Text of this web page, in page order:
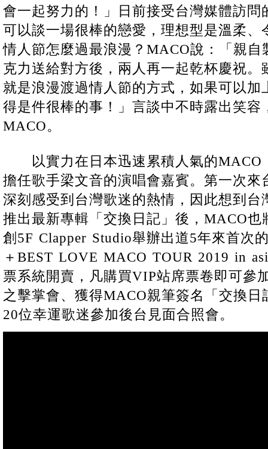
會一起努力的！」日前接受台灣媒體訪問
可以談一場很棒的戀愛，理想型是溫柔、
情人節怎麼過最浪漫？MACO說：「親
克力送給對方後，兩人再一起乾杯慶祝
就是浪漫渡過情人節的方式，如果可以
得是件很棒的事！」言談中不時露出笑容
MACO。
以實力在日本迅速累積人氣的MACO
擔任歌手梁文音的演唱會嘉賓。第一次
深刻感受到台灣歌迷的熱情，因此想到台
推出最新專輯「交換日記」後，MACO也
創5F Clapper Studio舉辦出道5年來首次
＋BEST LOVE MACO TOUR 2019 in
票系統開賣，凡購買VIP站席票卷即可參
之擊掌會、獲得MACO親筆簽名「交換
20位幸運歌迷參加後台見面合照會。